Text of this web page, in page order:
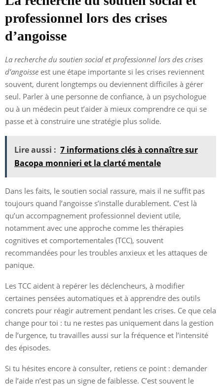
professionnel lors des crises
d’angoisse
La recherche du soutien social et professionnel lors des crises
d’angoisse est une étape importante si les crises reviennent
souvent, durent longtemps ou deviennent difficiles à gérer
seul. Parler à une personne de confiance, à un psychologue
ou à un médecin peut t’aider à mieux comprendre ce qui se
passe et à construire une stratégie plus solide.
Lire aussi : 7 informations clés à connaître sur
Bacopa monnieri et la clarté mentale
Dans les faits, le soutien social rassure, mais il ne suffit pas
toujours quand l’angoisse s’installe durablement. C’est là
qu’un accompagnement professionnel devient utile,
notamment avec une approche comme les thérapies
cognitives et comportementales (TCC), souvent
recommandées pour les troubles anxieux et les attaques de
panique.
Les TCC aident à repérer les déclencheurs, à modifier
certaines pensées automatiques et à apprendre des outils
concrets pour réagir autrement pendant les crises. Ce que cela
change pour toi : tu ne restes pas uniquement dans la gestion
de l’urgence, tu travailles aussi sur la fréquence et l’intensité
des épisodes.
Si tu hésites encore à consulter, retiens ce point : demander
de l’aide n’est pas un signe de faiblesse. C’est souvent le